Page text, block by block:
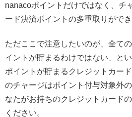
nanacoポイントだけではなく、チ
ード決済ポイントの多重取りができ
ただここで注意したいのが、全て
イントが貯まるわけではない、とい
ポイントが貯まるクレジットカー
のチャージはポイント付与対象外
なたがお持ちのクレジットカード
ください。